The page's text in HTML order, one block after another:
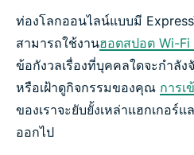
ท่องโลกออนไลน์แบบมี
สามารถใช้งานฮอตสปอต Wi-
ข้อกังวลเรื่องที่บุคคลใดจะกำลั
หรือเฝ้าดูกิจกรรมของคุณ การ
ของเราจะยับยั้งเหล่าแฮกเกอร์
ออกไป